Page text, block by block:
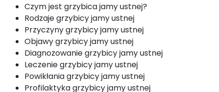
Czym jest grzybica jamy ustnej?
Rodzaje grzybicy jamy ustnej
Przyczyny grzybicy jamy ustnej
Objawy grzybicy jamy ustnej
Diagnozowanie grzybicy jamy ustnej
Leczenie grzybicy jamy ustnej
Powikłania grzybicy jamy ustnej
Profilaktyka grzybicy jamy ustnej